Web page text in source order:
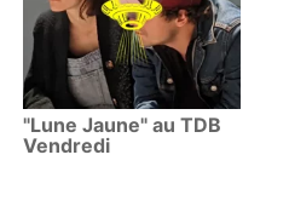
"Lune Jaune" au TDB
Vendredi